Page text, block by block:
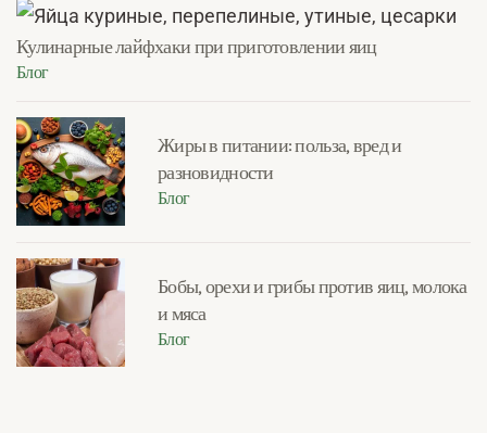
Кулинарные лайфхаки при приготовлении яиц
Блог
Жиры в питании: польза, вред и
разновидности
Блог
Бобы, орехи и грибы против яиц, молока
и мяса
Блог